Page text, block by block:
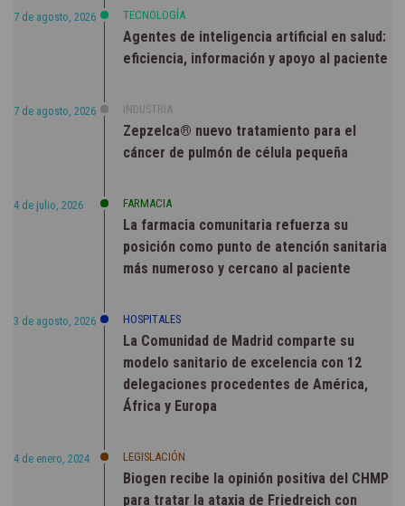
7 de agosto, 2026 TECNOLOGÍA
Agentes de inteligencia artificial en salud:
eficiencia, información y apoyo al paciente
7 de agosto, 2026 INDUSTRIA
Zepzelca® nuevo tratamiento para el
cáncer de pulmón de célula pequeña
4 de julio, 2026 FARMACIA
La farmacia comunitaria refuerza su
posición como punto de atención sanitaria
más numeroso y cercano al paciente
3 de agosto, 2026 HOSPITALES
La Comunidad de Madrid comparte su
modelo sanitario de excelencia con 12
delegaciones procedentes de América,
África y Europa
4 de enero, 2024 LEGISLACIÓN
Biogen recibe la opinión positiva del CHMP
para tratar la ataxia de Friedreich con